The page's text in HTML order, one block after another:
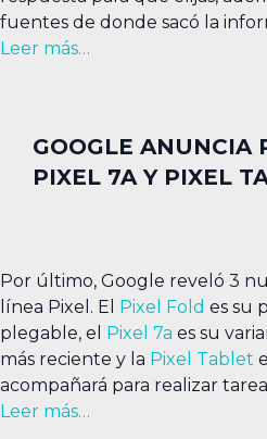
fuentes de donde sacó la
Leer más…
GOOGLE ANUNCIA
PIXEL 7A Y PIXEL
Por último, Google reveló 3
línea Pixel. El Pixel Fold es su
plegable, el Pixel 7a es su
más reciente y la Pixel Tablet
acompañará para realizar
Leer más…